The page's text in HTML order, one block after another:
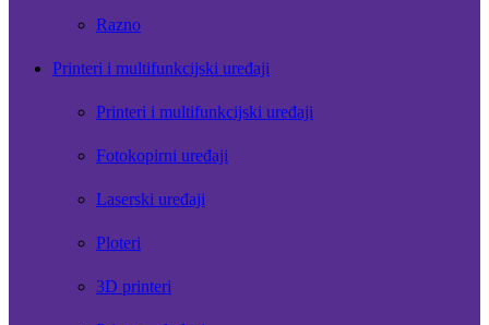
Razno
Printeri i multifunkcijski uređaji
Printeri i multifunkcijski uređaji
Fotokopirni uređaji
Laserski uređaji
Ploteri
3D printeri